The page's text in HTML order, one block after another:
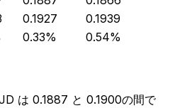
0.1927
0.1939
0.33% 0.54%
は 0.1887 と 0.1900の間で